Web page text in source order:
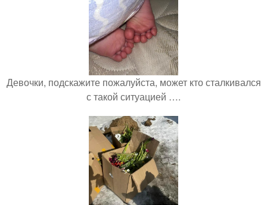
Девочки, подскажите пожалуйста, может кто сталкивался
с такой ситуацией ….